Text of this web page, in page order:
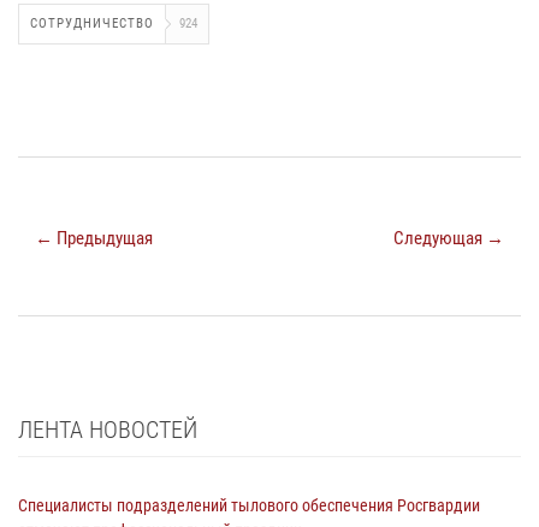
СОТРУДНИЧЕСТВО 924
← Предыдущая Следующая →
ЛЕНТА НОВОСТЕЙ
Специалисты подразделений тылового обеспечения Росгвардии